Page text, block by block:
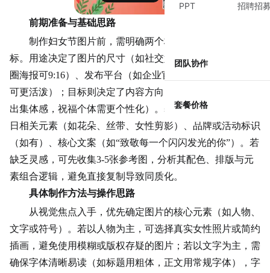
PPT 招聘招
团队协作
套餐价格
前期准备与基础思路
制作妇女节图片前，需明确两个核心问题：用途与目
标。用途决定了图片的尺寸（如社交媒体封面需16:9，朋友
圈海报可9:16）、发布平台（如企业官网需更正式，朋友圈
可更活泼）；目标则决定了内容方向（如致敬女性群体需突
出集体感，祝福个体需更个性化）。基础素材准备包括：节
日相关元素（如花朵、 丝带 、女性剪影）、品牌或活动标识
（如有）、核心文案（如“致敬每一个闪闪发光的你”）。若
缺乏灵感，可先收集3-5张参考图，分析其配色、排版与元
素组合逻辑，避免直接复制导致同质化。
具体制作方法与操作思路
从视觉焦点入手，优先确定图片的核心元素（如人物、
文字或符号）。若以人物为主，可选择真实女性照片或简约
插画，避免使用模糊或版权存疑的图片；若以文字为主，需
确保字体清晰易读（如标题用粗体，正文用常规字体），字